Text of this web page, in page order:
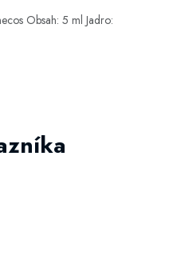
Obsah: 5 ml Jadro: